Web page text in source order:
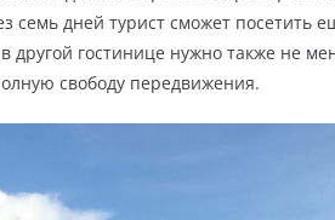
семь дней турист сможет посетить
гостинице нужно также не
свободу передвижения.